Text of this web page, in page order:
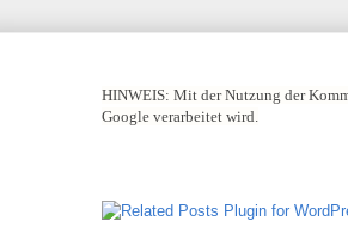
HINWEIS: Mit der Nutzung der
Google verarbeitet wird.